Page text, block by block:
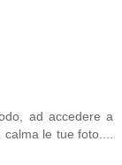
ad accedere a
le tue foto....